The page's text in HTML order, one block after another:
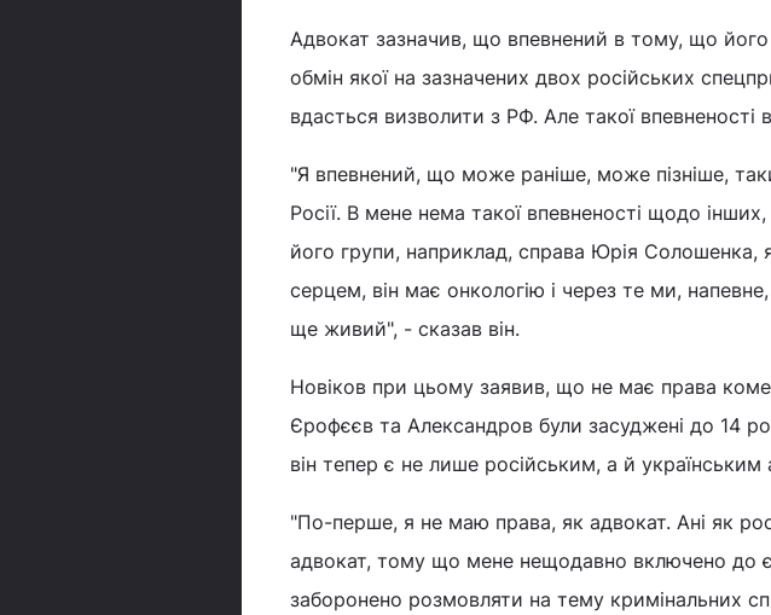
Адвокат зазначив, що впевнений в тому, що
обмін якої на зазначених двох російських
вдасться визволити з РФ. Але такої впевненості
"Я впевнений, що може раніше, може пізніше,
Росії. В мене нема такої впевненості щодо
його групи, наприклад, справа Юрія
серцем, він має онкологію і через те ми,
ще живий", - сказав він.
Новіков при цьому заявив, що не має права
Єрофєєв та Александров були засуджені до 14
він тепер є не лише російським, а й українським
"По-перше, я не маю права, як адвокат. Ані як
адвокат, тому що мене нещодавно включено до
заборонено розмовляти на тему кримінальних